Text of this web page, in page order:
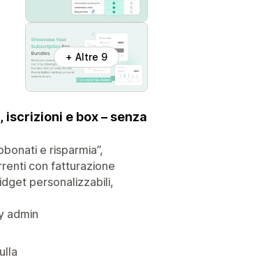
+ Altre 9
e box – senza
e risparmia”,
con fatturazione
personalizzabili,
admin